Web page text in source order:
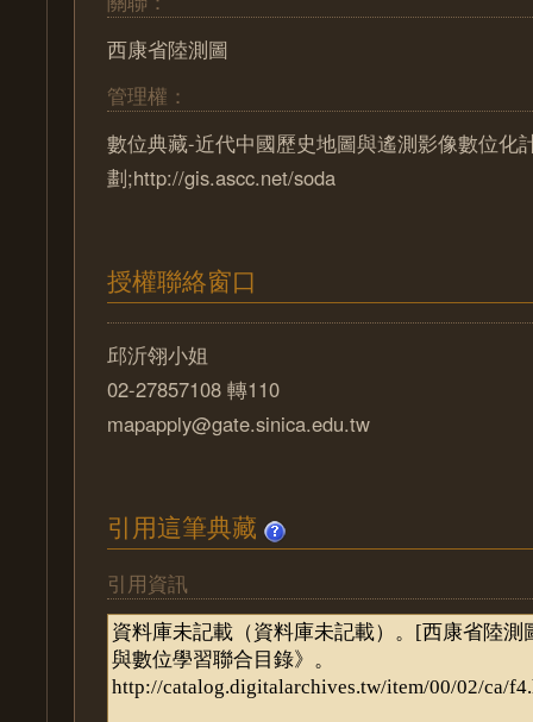
西康省陸測圖
管理權：
數位典藏-近代中國歷史地圖與遙測影像數位化
劃;http://gis.ascc.net/soda
授權聯絡窗口
邱沂翎小姐
02-27857108 轉110
mapapply@gate.sinica.edu.tw
引用這筆典藏
引用資訊